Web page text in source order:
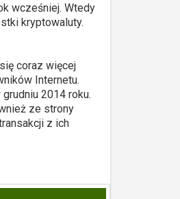
wcześniej. Wtedy
kryptowaluty.
coraz więcej
Internetu.
2014 roku.
ze strony
z ich